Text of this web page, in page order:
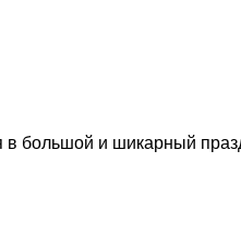
в большой и шикарный